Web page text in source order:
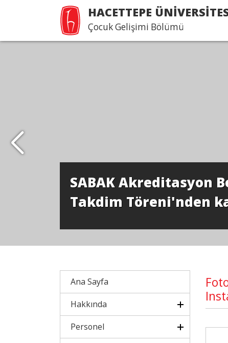
HACETTEPE
Çocuk Gelişimi Bölümü
SABAK Akreditasyon
Takdim Töreni'nden
Ana Sayfa
Hakkında
Personel